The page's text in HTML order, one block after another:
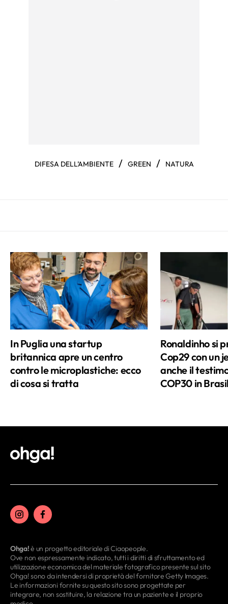
DIFESA DELL’AMBIENTE / GREEN / NATURA
In Puglia una startup
britannica apre un centro
contro le microplastiche: ecco
di cosa si tratta
Ronaldinho si
Cop29 con un
anche il
COP30 in
Ohga!è un progetto editoriale di Ciaopeople.
Ove non espressamente indicato, tutti i diritti di sfruttamento ed
utilizzazione economica del materiale fotografico presente sul sito
Ohga! sono da intendersi di proprietà del fornitore Getty Images.
Le informazioni fornite su questo sito sono progettate per
integrare, non sostituire, la relazione tra un paziente e il proprio